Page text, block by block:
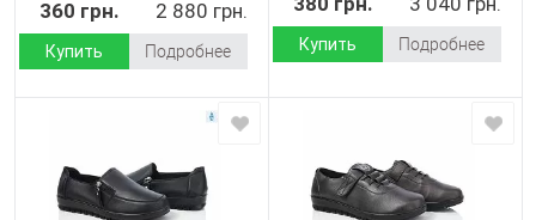
360 грн. 2 880 грн.
Купить Подробнее Купить Подробнее